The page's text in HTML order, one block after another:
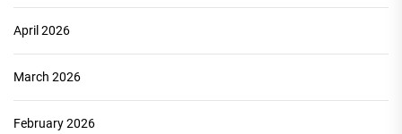
April 2026
March 2026
February 2026